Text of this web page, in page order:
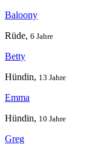
Baloony
Rüde, 6 Jahre
Betty
Hündin, 13 Jahre
Emma
Hündin, 10 Jahre
Greg